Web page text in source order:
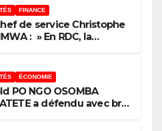
FINANCE
de service Christophe
: » En RDC, la
ÉCONOMIE
PO NGO OSOMBA
a défendu avec brio